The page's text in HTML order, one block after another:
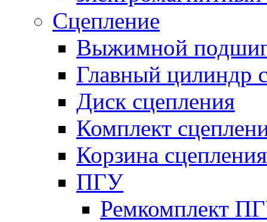
Сцепление
Выжимной
Главный цилиндр
Диск сцепления
Комплект
Корзина сцепления
ПГУ
Ремкомплект